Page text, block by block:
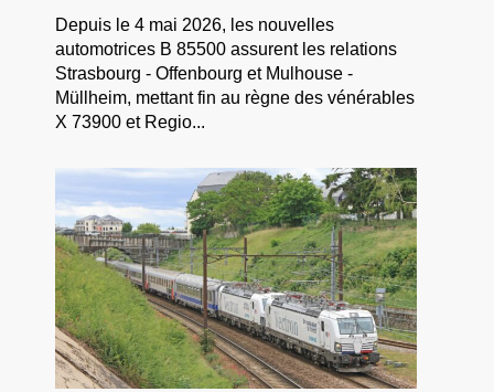
Depuis le 4 mai 2026, les nouvelles
automotrices B 85500 assurent les relations
Strasbourg - Offenbourg et Mulhouse -
Müllheim, mettant fin au règne des vénérables
X 73900 et Regio...